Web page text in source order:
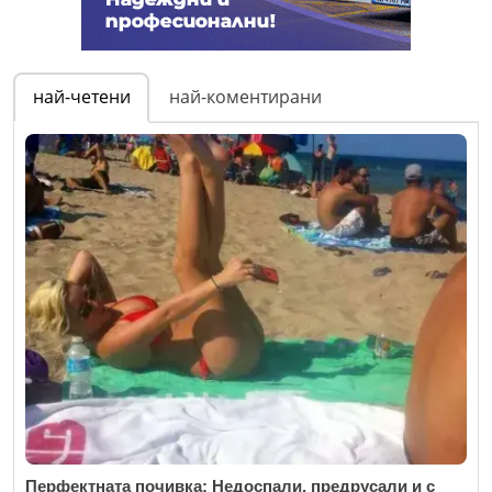
най-четени най-коментирани
Перфектната почивка: Недоспали, предрусали и с